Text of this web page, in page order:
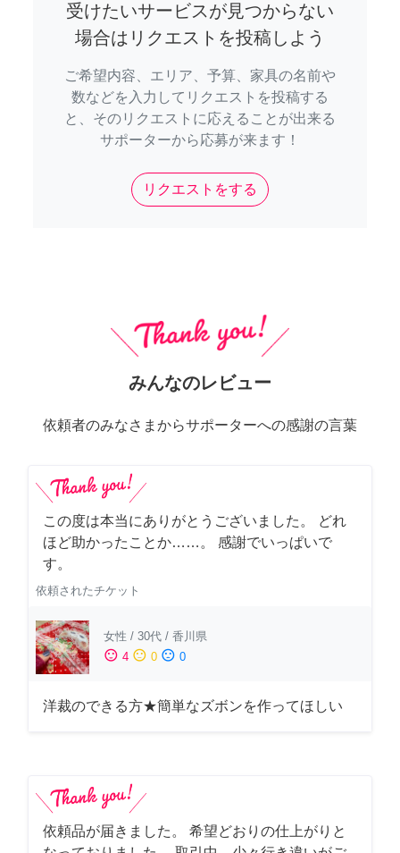
受けたいサービスが見つからない
場合はリクエストを投稿しよう
ご希望内容、エリア、予算、家具の名前や
数などを入力してリクエストを投稿する
と、そのリクエストに応えることが出来る
サポーターから応募が来ます！
リクエストをする
みんなのレビュー
依頼者のみなさまからサポーターへの感謝の言葉
この度は本当にありがとうございました。 どれ
ほど助かったことか……。 感謝でいっぱいで
す。
依頼されたチケット
女性 / 30代 / 香川県
sentiment_satisfied 4 sentiment_neutral 0 sentiment_dissatisfied 0
洋裁のできる方★簡単なズボンを作ってほしい
依頼品が届きました。 希望どおりの仕上がりと